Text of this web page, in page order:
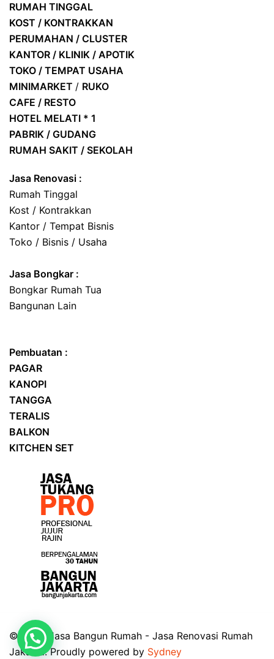
RUMAH TINGGAL
KOST / KONTRAKKAN
PERUMAHAN / CLUSTER
KANTOR / KLINIK / APOTIK
TOKO / TEMPAT USAHA
MINIMARKET / RUKO
CAFE / RESTO
HOTEL MELATI * 1
PABRIK / GUDANG
RUMAH SAKIT / SEKOLAH
Jasa Renovasi :
Rumah Tinggal
Kost / Kontrakkan
Kantor / Tempat Bisnis
Toko / Bisnis / Usaha
Jasa Bongkar :
Bongkar Rumah Tua
Bangunan Lain
Pembuatan :
PAGAR
KANOPI
TANGGA
TERALIS
BALKON
KITCHEN SET
© 2026 Jasa Bangun Rumah - Jasa Renovasi Rumah
Jakarta. Proudly powered by Sydney